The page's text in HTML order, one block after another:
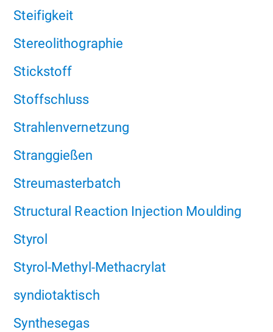
Steifigkeit
Stereolithographie
Stickstoff
Stoffschluss
Strahlenvernetzung
Stranggießen
Streumasterbatch
Structural Reaction Injection Moulding
Styrol
Styrol-Methyl-Methacrylat
syndiotaktisch
Synthesegas